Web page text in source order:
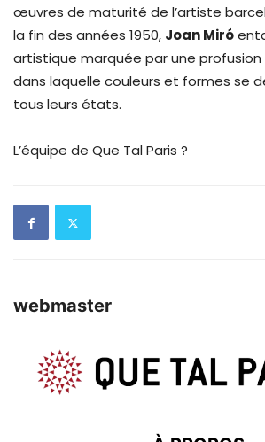
œuvres de maturité de l’artiste
la fin des années 1950, Joan Miró
artistique marquée par une
dans laquelle couleurs et formes se
tous leurs états.
L’équipe de Que Tal Paris ?
webmaster